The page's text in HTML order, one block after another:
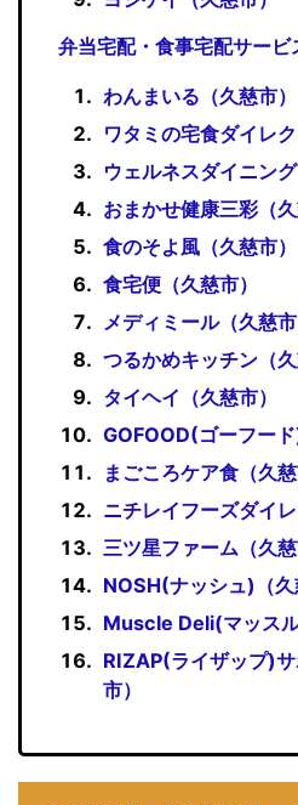
弁当宅配・食事宅配サービ
わんまいる（久慈市）
ワタミの宅食ダイレク
ウェルネスダイニング
おまかせ健康三彩（久
食のそよ風（久慈市）
食宅便（久慈市）
メディミール（久慈市
つるかめキッチン（久
タイヘイ（久慈市）
GOFOOD(ゴーフード
まごころケア食（久慈
ニチレイフーズダイレ
三ツ星ファーム（久慈
NOSH(ナッシュ)（久
Muscle Deli(マッスル
RIZAP(ライザップ)
市）